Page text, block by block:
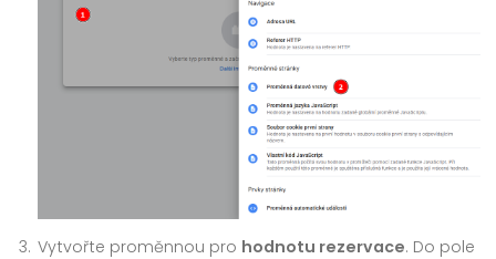
Vytvořte proměnnou pro hodnotu rezervace. Do pole